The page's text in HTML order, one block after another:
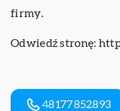
firmy.
Odwiedź stronę:
48177852893